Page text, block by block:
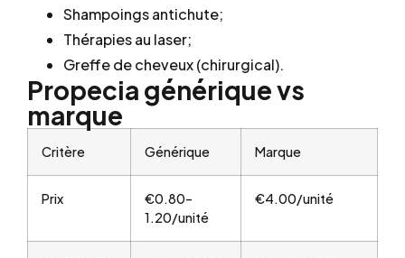
Shampoings antichute;
Thérapies au laser;
Greffe de cheveux (chirurgical).
Propecia générique vs
marque
Critère Générique Marque
Prix
€0.80–
1.20/unité
€4.00/unité